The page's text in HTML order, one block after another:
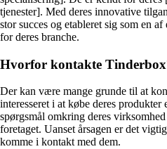
tjenester]. Med deres innovative
stor succes og etableret sig som en
for deres branche.
Hvorfor kontakte
Der kan være mange grunde til at
interesseret i at købe deres produkter
spørgsmål omkring deres
foretaget. Uanset årsagen er det
komme i kontakt med dem.